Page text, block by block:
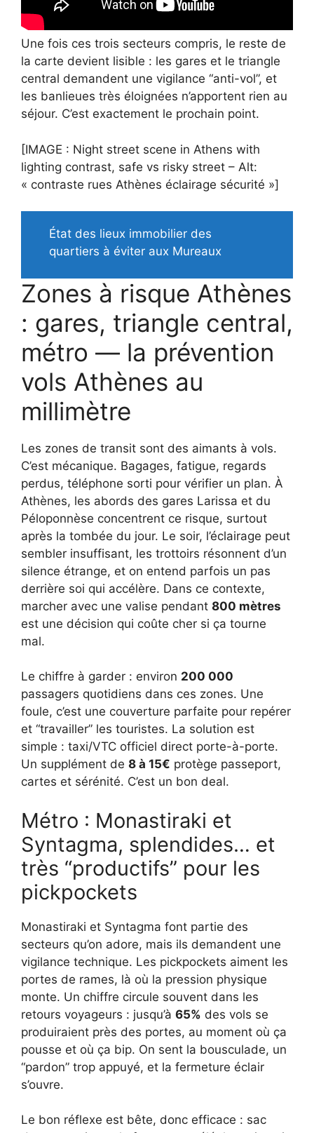
Une fois ces trois secteurs compris, le reste de
la carte devient lisible : les gares et le triangle
central demandent une vigilance “anti-vol”, et
les banlieues très éloignées n’apportent rien au
séjour. C’est exactement le prochain point.
[IMAGE : Night street scene in Athens with
lighting contrast, safe vs risky street – Alt:
« contraste rues Athènes éclairage sécurité »]
État des lieux immobilier des
quartiers à éviter aux Mureaux
Zones à risque Athènes
: gares, triangle central,
métro — la prévention
vols Athènes au
millimètre
Les zones de transit sont des aimants à vols.
C’est mécanique. Bagages, fatigue, regards
perdus, téléphone sorti pour vérifier un plan. À
Athènes, les abords des gares Larissa et du
Péloponnèse concentrent ce risque, surtout
après la tombée du jour. Le soir, l’éclairage peut
sembler insuffisant, les trottoirs résonnent d’un
silence étrange, et on entend parfois un pas
derrière soi qui accélère. Dans ce contexte,
marcher avec une valise pendant 800 mètres
est une décision qui coûte cher si ça tourne
mal.
Le chiffre à garder : environ 200 000
passagers quotidiens dans ces zones. Une
foule, c’est une couverture parfaite pour repérer
et “travailler” les touristes. La solution est
simple : taxi/VTC officiel direct porte-à-porte.
Un supplément de 8 à 15€ protège passeport,
cartes et sérénité. C’est un bon deal.
Métro : Monastiraki et
Syntagma, splendides… et
très “productifs” pour les
pickpockets
Monastiraki et Syntagma font partie des
secteurs qu’on adore, mais ils demandent une
vigilance technique. Les pickpockets aiment les
portes de rames, là où la pression physique
monte. Un chiffre circule souvent dans les
retours voyageurs : jusqu’à 65% des vols se
produiraient près des portes, au moment où ça
pousse et où ça bip. On sent la bousculade, un
“pardon” trop appuyé, et la fermeture éclair
s’ouvre.
Le bon réflexe est bête, donc efficace : sac